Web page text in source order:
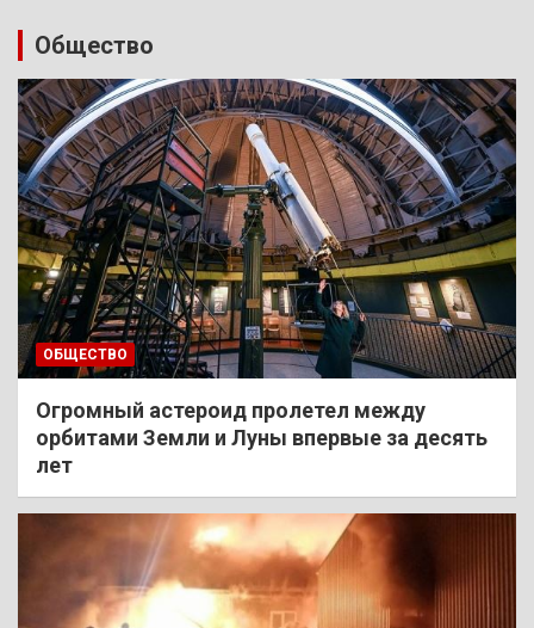
Общество
ОБЩЕСТВО
Огромный астероид пролетел между
орбитами Земли и Луны впервые за десять
лет